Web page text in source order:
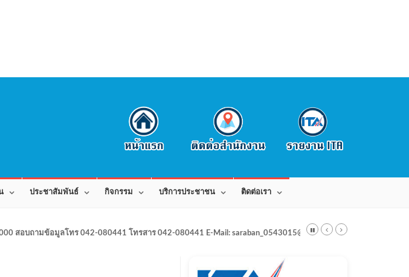
ประชาสัมพันธ์ กิจกรรม บริการประชาชน ติดต่อเรา
สอบถามข้อมูลโทร 042-080441 โทรสาร 042-080441 E-Mail: saraban_0543015@dla.go.th